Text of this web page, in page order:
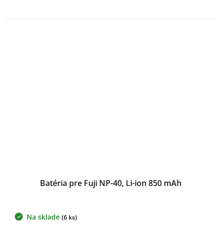
Batéria pre Fuji NP-40, Li-ion 850 mAh
Na sklade (6 ks)